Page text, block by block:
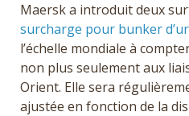
Maersk a introduit deux
surcharge pour bunker
l’échelle mondiale à
non plus seulement aux
Orient. Elle sera
ajustée en fonction de la